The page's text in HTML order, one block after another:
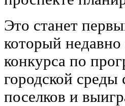
Это станет
который недавно
конкурса по
городской среды
поселков и